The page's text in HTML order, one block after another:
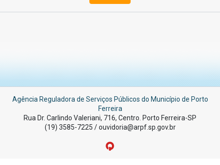
Agência Reguladora de Serviços Públicos do Município de Porto
Ferreira
Rua Dr. Carlindo Valeriani, 716, Centro. Porto Ferreira-SP
(19) 3585-7225 / ouvidoria@arpf.sp.gov.br